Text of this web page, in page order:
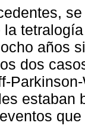
años
dos
estaban